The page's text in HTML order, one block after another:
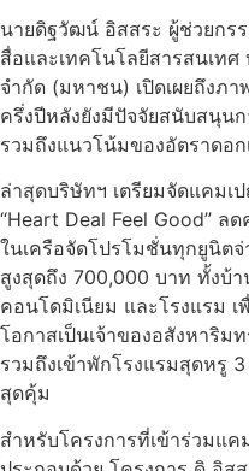
นายดิฐวัฒน์ อิสสระ ผู้ช่วยกร
สื่อและเทคโนโลยีสารสนเท
จำกัด (มหาชน) เปิดเผยถึงภ
ครึ่งปีหลังยังมีปัจจัยสนับสนุน
รวมถึงแนวโน้มของอัตราดอ
ล่าสุดบริษัทฯ เตรียมจัดแคม
“Heart Deal Feel Good” ล
ในเครือจัดโปรโมชั่นทุกยูนิตจ่
สูงสุดถึง 700,000 บาท ทั้งบ้
คอนโดมิเนียม และโรงแรม
โอกาสเป็นเจ้าของอสังหาริม
รวมถึงเข้าพักโรงแรมสุดหรู
สุดคุ้ม
สำหรับโครงการที่เข้าร่วมแค